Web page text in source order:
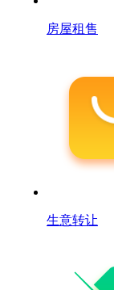
房屋租售
生意转让